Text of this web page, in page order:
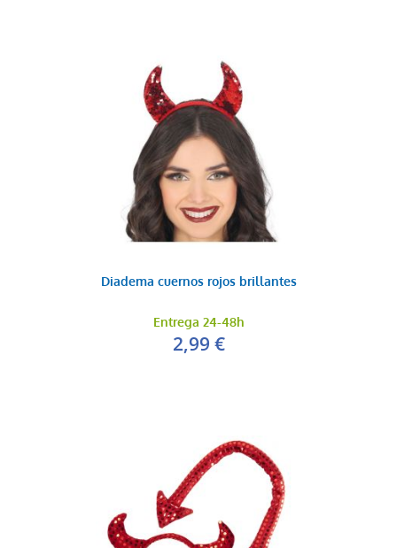
Diadema cuernos rojos brillantes
Entrega 24-48h
2,99 €